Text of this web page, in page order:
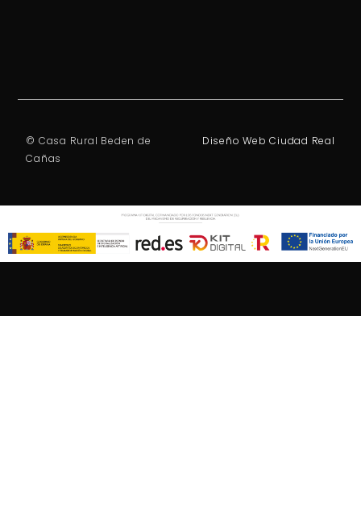
© Casa Rural Beden de
Cañas
Diseño Web Ciudad Real